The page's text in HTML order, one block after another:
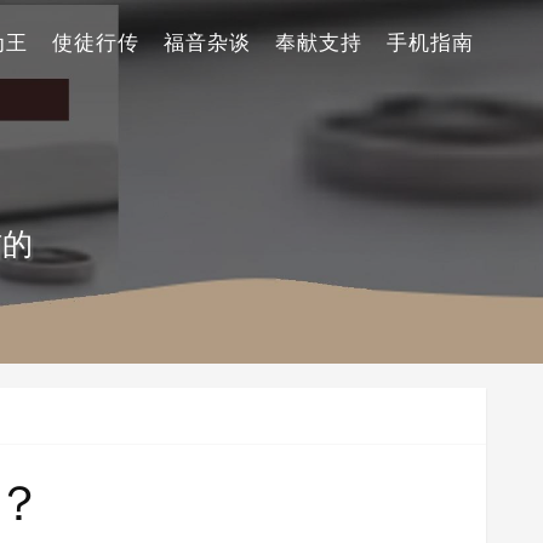
王 使徒行传 福音杂谈 奉献支持 手机指南